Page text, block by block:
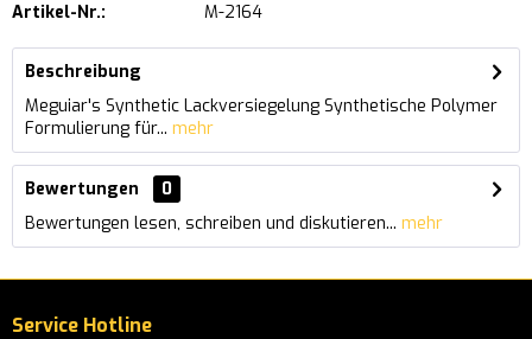
Artikel-Nr.: M-2164
Beschreibung
Meguiar's Synthetic Lackversiegelung Synthetische Polymer
Formulierung für... mehr
Bewertungen
0
Bewertungen lesen, schreiben und diskutieren... mehr
Service Hotline